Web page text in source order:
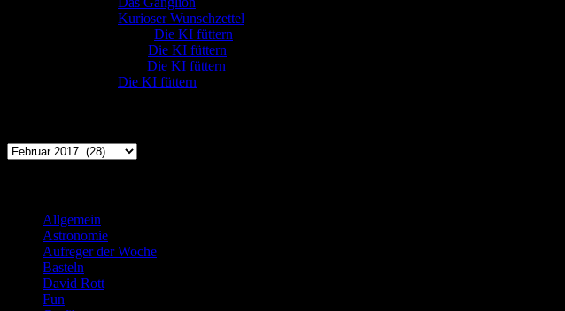
Kurioser Wunschzettel
Die KI füttern
Die KI füttern
Die KI füttern
Die KI füttern
Archiv
Allgemein
Astronomie
Aufreger der Woche
Basteln
David Rott
Fun